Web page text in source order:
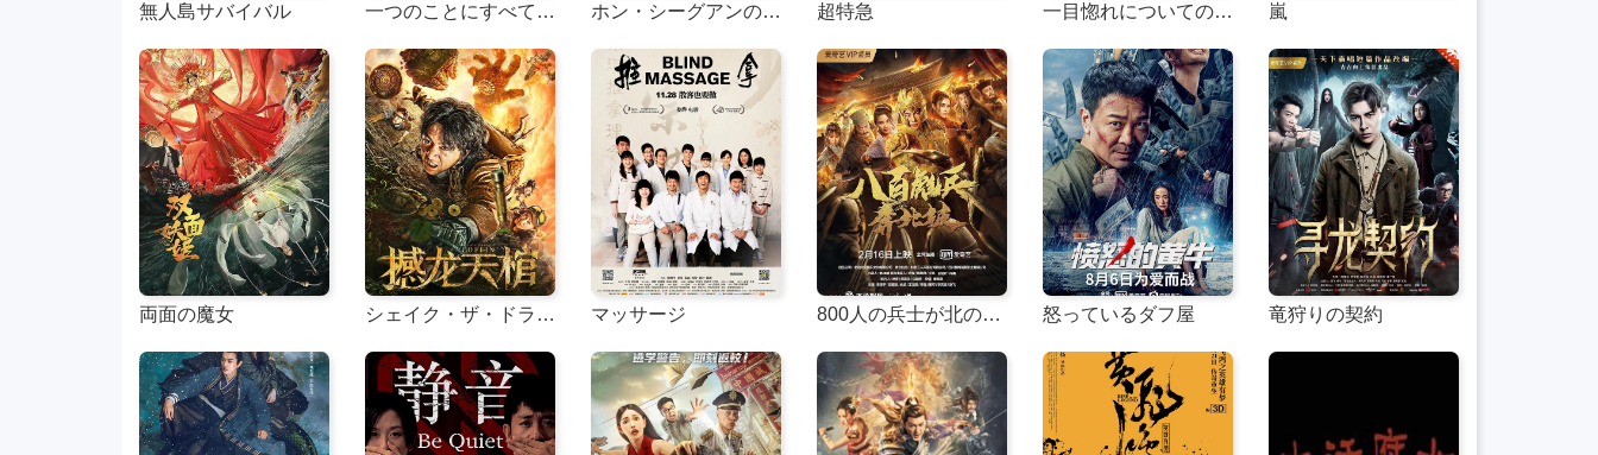
無人島サバイバル 一つのことにすべてを賭ける ホン・シーグアンの悪魔の魔女 超特急 一目惚れについてのこと 嵐
両面の魔女 シェイク・ザ・ドラゴン・スカイ・コフィン マッサージ 800人の兵士が北の斜面に殺到した 怒っているダフ屋 竜狩りの契約